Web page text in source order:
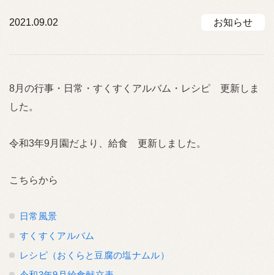
2021.09.02 お知らせ
8月の行事・日常・すくすくアルバム・レシピ 更新しま
した。
令和3年9月園だより、給食 更新しました。
こちらから
日常風景
すくすくアルバム
レシピ（おくらと豆腐の塩ナムル）